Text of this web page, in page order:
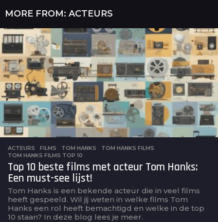
MORE FROM: ACTEURS
ACTEURS ,FILMS TOM HANKS ,TOM HANKS FILMS
TOM HANKS FILMS TOP 10
Top 10 beste films met acteur Tom Hanks:
Een must-see lijst!
Tom Hanks is een bekende acteur die in veel films
heeft gespeeld. Wil jij weten in welke films Tom
Hanks een rol heeft bemachtigd en welke in de top
10 staan? In deze blog lees je meer.